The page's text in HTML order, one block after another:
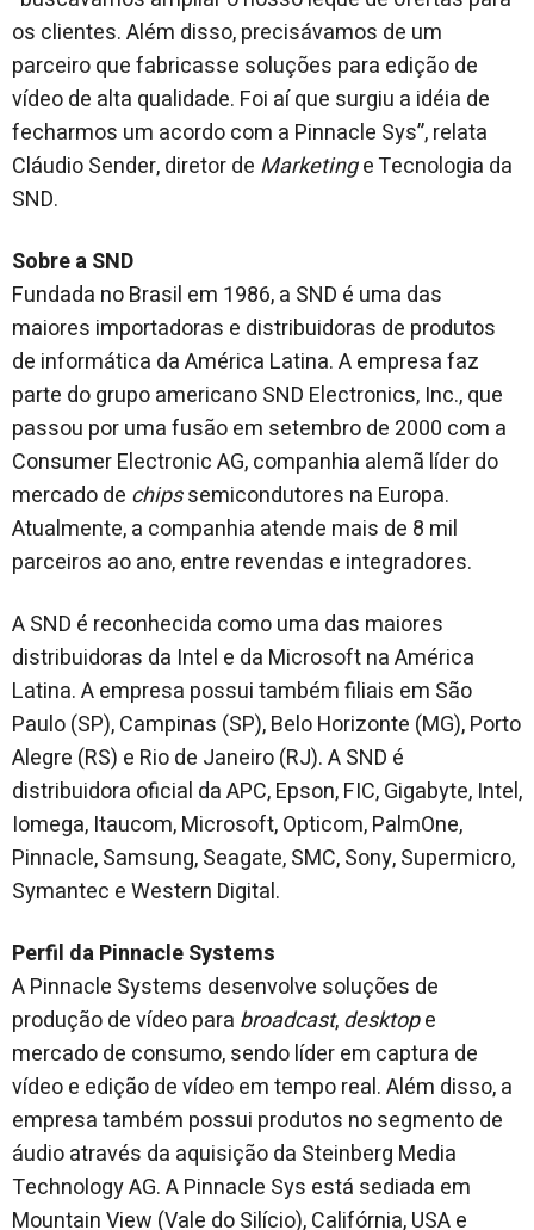
os clientes. Além disso, precisávamos de um
parceiro que fabricasse soluções para edição de
vídeo de alta qualidade. Foi aí que surgiu a idéia de
fecharmos um acordo com a Pinnacle Sys”, relata
Cláudio Sender, diretor de Marketinge Tecnologia da
SND.
Sobre a SND
Fundada no Brasil em 1986, a SND é uma das
maiores importadoras e distribuidoras de produtos
de informática da América Latina. A empresa faz
parte do grupo americano SND Electronics, Inc., que
passou por uma fusão em setembro de 2000 com a
Consumer Electronic AG, companhia alemã líder do
mercado de chipssemicondutores na Europa.
Atualmente, a companhia atende mais de 8 mil
parceiros ao ano, entre revendas e integradores.
A SND é reconhecida como uma das maiores
distribuidoras da Intel e da Microsoft na América
Latina. A empresa possui também filiais em São
Paulo (SP), Campinas (SP), Belo Horizonte (MG), Porto
Alegre (RS) e Rio de Janeiro (RJ). A SND é
distribuidora oficial da APC, Epson, FIC, Gigabyte, Intel,
Iomega, Itaucom, Microsoft, Opticom, PalmOne,
Pinnacle, Samsung, Seagate, SMC, Sony, Supermicro,
Symantec e Western Digital.
Perfil da Pinnacle Systems
A Pinnacle Systems desenvolve soluções de
produção de vídeo para broadcast,desktope
mercado de consumo, sendo líder em captura de
vídeo e edição de vídeo em tempo real. Além disso, a
empresa também possui produtos no segmento de
áudio através da aquisição da Steinberg Media
Technology AG. A Pinnacle Sys está sediada em
Mountain View (Vale do Silício), Califórnia, USA e